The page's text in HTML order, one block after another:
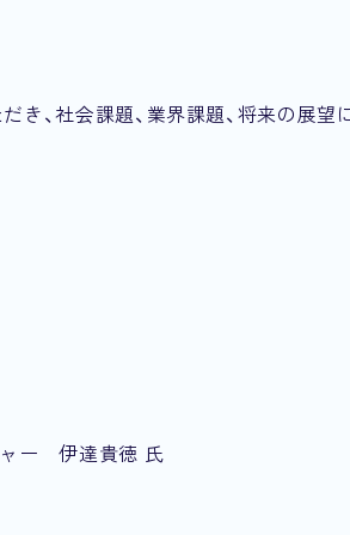
、社会課題、業界課題、将来の展望
ャー 伊達貴徳 氏